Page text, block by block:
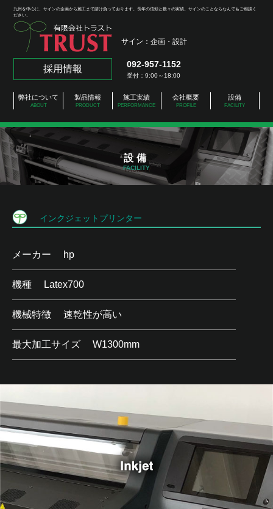
九州を中心に、サインの企画から施工まで請け負っております。長年の信頼と数々の実績。サインのことならなんでもご相談く
ださい。
サイン：企画・設計
採用情報 092-957-1152
受付：9:00～18:00
弊社について
ABOUT
製品情報
PRODUCT
施工実績
PERFORMANCE
会社概要
PROFILE
設備
FACILITY
設備
FACILITY
インクジェットプリンター
メーカー hp
機種 Latex700
機械特徴 速乾性が高い
最大加工サイズ W1300mm